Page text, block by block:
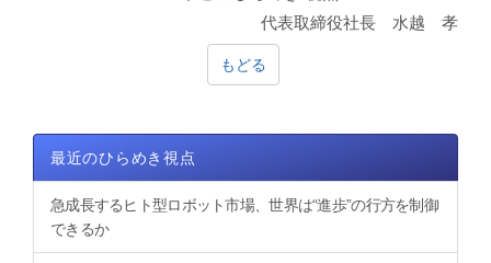
代表取締役社長 水越 孝
もどる
最近のひらめき視点
急成長するヒト型ロボット市場、世界は“進歩”の行方を制御
できるか